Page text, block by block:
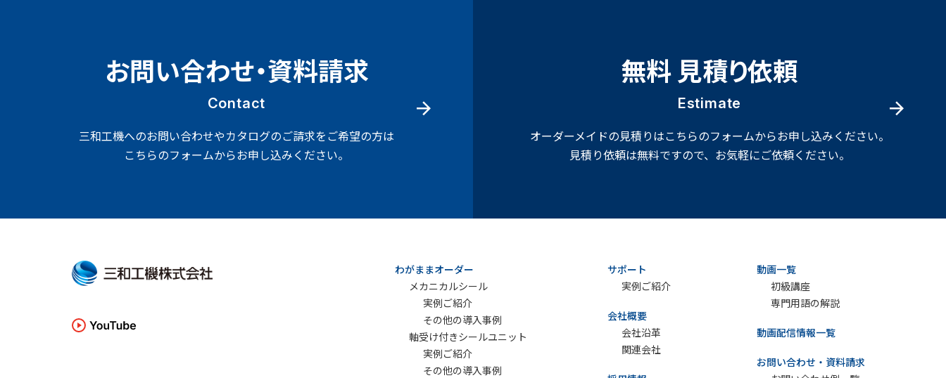
お問い合わせ・資料請求
Contact
三和工機へのお問い合わせやカタログのご請求をご希望の方は
こちらのフォームからお申し込みください。
無料 見積り依頼
Estimate
オーダーメイドの見積りはこちらのフォームからお申し込みください。
見積り依頼は無料ですので、お気軽にご依頼ください。
わがままオーダー
メカニカルシール
実例ご紹介
その他の導入事例
軸受け付きシールユニット
実例ご紹介
その他の導入事例
サポート
実例ご紹介
会社概要
会社沿革
関連会社
動画一覧
初級講座
専門用語の解説
動画配信情報一覧
お問い合わせ・資料請求